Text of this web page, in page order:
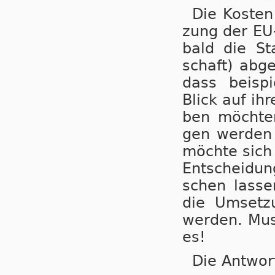
Die
zung der
bald die
schaft)
dass
Blick auf
ben
gen
möch­te
schen
die
wer­den.
es!
Die